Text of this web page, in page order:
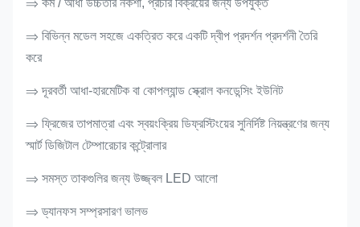
⇒ কম / আধা উচ্চতার নকশা, প্রচার বিক্রয়ের জন্য উপযুক্ত
⇒ বিভিন্ন মডেল সহজে একত্রিত করে একটি দ্বীপ প্রদর্শন প্রদর্শনী তৈরি
করে
⇒ দূরবর্তী আধা-হারমেটিক বা কোপল্যান্ড স্ক্রোল কনডেন্সিং ইউনিট
⇒ ফ্রিজের তাপমাত্রা এবং স্বয়ংক্রিয় ডিফ্রস্টিংয়ের সুনির্দিষ্ট নিয়ন্ত্রণের জন্য
স্মার্ট ডিজিটাল টেম্পারেচার কন্ট্রোলার
⇒ সমস্ত তাকগুলির জন্য উজ্জ্বল LED আলো
⇒ ড্যানফস সম্প্রসারণ ভালভ